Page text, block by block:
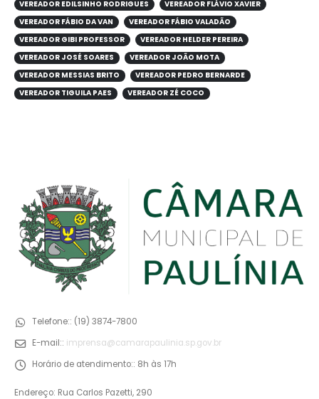
VEREADOR EDILSINHO RODRIGUES
VEREADOR FLÁVIO XAVIER
VEREADOR FÁBIO DA VAN
VEREADOR FÁBIO VALADÃO
VEREADOR GIBI PROFESSOR
VEREADOR HELDER PEREIRA
VEREADOR JOSÉ SOARES
VEREADOR JOÃO MOTA
VEREADOR MESSIAS BRITO
VEREADOR PEDRO BERNARDE
VEREADOR TIGUILA PAES
VEREADOR ZÉ COCO
Telefone:: (19) 3874-7800
E-mail:: imprensa@camarapaulinia.sp.gov.br
Horário de atendimento:: 8h às 17h
Endereço: Rua Carlos Pazetti, 290